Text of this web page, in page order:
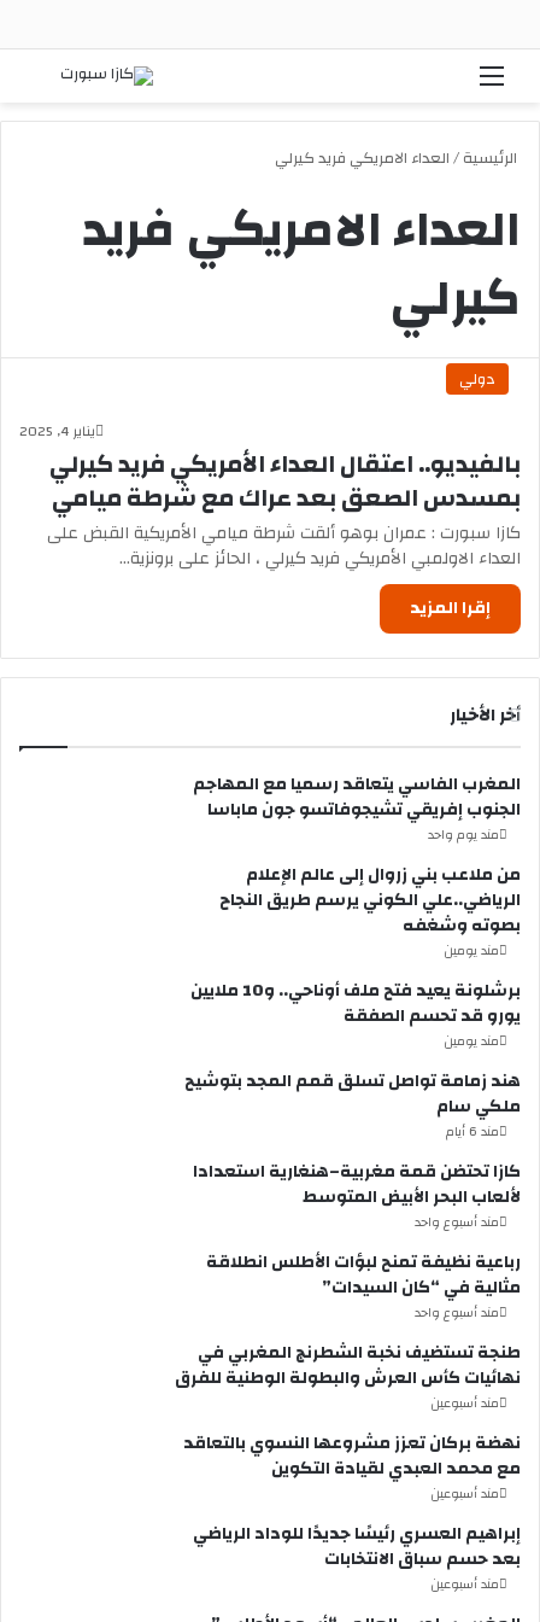
الرئيسية/العداء الامريكي فريد كيرلي
العداء الامريكي فريد
كيرلي
دولي
يناير 4, 2025
بالفيديو.. اعتقال العداء الأمريكي فريد كيرلي
بمسدس الصعق بعد عراك مع شرطة ميامي
كازا سبورت : عمران بوهو ألقت شرطة ميامي الأمريكية القبض على
العداء الاولمبي الأمريكي فريد كيرلي ، الحائز على برونزية…
إقرا المزيد
أخر الأخيار
المغرب الفاسي يتعاقد رسميا مع المهاجم
الجنوب إفريقي تشيجوفاتسو جون ماباسا
مند يوم واحد
من ملاعب بني زروال إلى عالم الإعلام
الرياضي..علي الكوني يرسم طريق النجاح
بصوته وشغفه
مند يومين
برشلونة يعيد فتح ملف أوناحي.. و10 ملايين
يورو قد تحسم الصفقة
مند يومين
هند زمامة تواصل تسلق قمم المجد بتوشيح
ملكي سام
مند 6 أيام
كازا تحتضن قمة مغربية–هنغارية استعدادا
لألعاب البحر الأبيض المتوسط
مند أسبوع واحد
رباعية نظيفة تمنح لبؤات الأطلس انطلاقة
مثالية في “كان السيدات”
مند أسبوع واحد
طنجة تستضيف نخبة الشطرنج المغربي في
نهائيات كأس العرش والبطولة الوطنية للفرق
مند أسبوعين
نهضة بركان تعزز مشروعها النسوي بالتعاقد
مع محمد العبدي لقيادة التكوين
مند أسبوعين
إبراهيم العسري رئيسًا جديدًا للوداد الرياضي
بعد حسم سباق الانتخابات
مند أسبوعين